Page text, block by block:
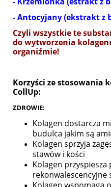
- Antocyjany (ekstrakt z
Czyli wszystkie te
do wytworzenia
organiźmie!
Korzyści ze stosowania
CollUp:
ZDROWIE:
Kolagen dostarcza
budulca jakim są
Kolagen sprzyja
stawów i kości
Kolagen przyspiesza
rekonwalescencyjne